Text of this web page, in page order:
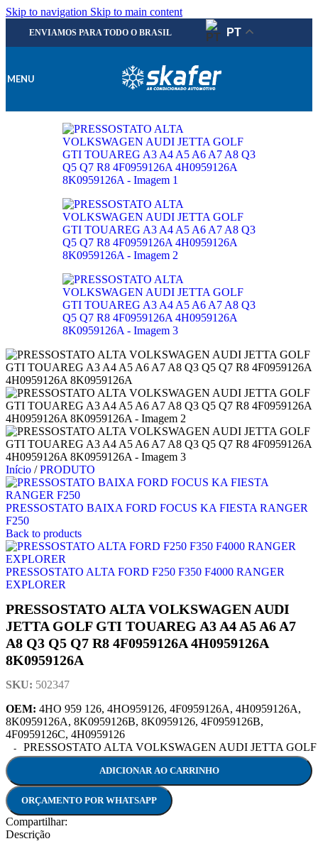
Skip to navigation Skip to main content
ENVIAMOS PARA TODO O BRASIL PT
MENU
Início / PRODUTO
PRESSOSTATO BAIXA FORD FOCUS KA FIESTA RANGER
F250
Back to products
PRESSOSTATO ALTA FORD F250 F350 F4000 RANGER
EXPLORER
PRESSOSTATO ALTA VOLKSWAGEN AUDI
JETTA GOLF GTI TOUAREG A3 A4 A5 A6 A7
A8 Q3 Q5 Q7 R8 4F0959126A 4H0959126A
8K0959126A
SKU: 502347
OEM: 4HO 959 126, 4HO959126, 4F0959126A, 4H0959126A,
8K0959126A, 8K0959126B, 8K0959126, 4F0959126B,
4F0959126C, 4H0959126
PRESSOSTATO ALTA VOLKSWAGEN AUDI JETTA
ADICIONAR AO CARRINHO
ORÇAMENTO POR WHATSAPP
Compartilhar:
Descrição